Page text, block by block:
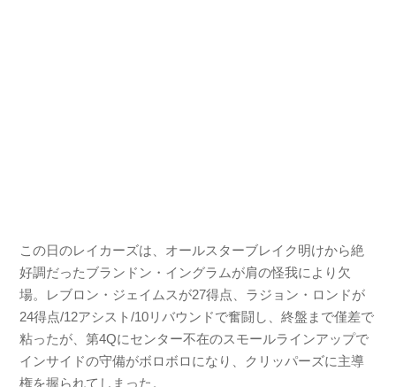
この日のレイカーズは、オールスターブレイク明けから絶
好調だったブランドン・イングラムが肩の怪我により欠
場。レブロン・ジェイムスが27得点、ラジョン・ロンドが
24得点/12アシスト/10リバウンドで奮闘し、終盤まで僅差で
粘ったが、第4Qにセンター不在のスモールラインアップで
インサイドの守備がボロボロになり、クリッパーズに主導
権を握られてしまった。